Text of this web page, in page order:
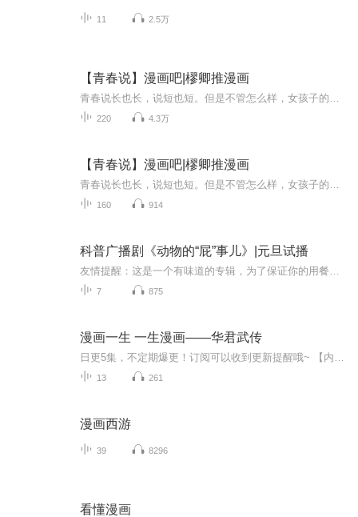
11 2.5万
【青春说】漫画吧|樛卿推漫画
220 4.3万
【青春说】漫画吧|樛卿推漫画
160 914
科普广播剧《动物的“屁”事儿》|元旦试播
7 875
漫画一生 一生漫画——华君武传
13 261
漫画西游
39 8296
看懂漫画